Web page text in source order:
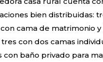
bien distribuidas:
cama de matrimonio y
con dos camas
con baño privado para